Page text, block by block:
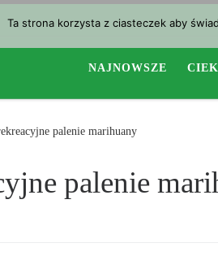
NAJNOWSZE
palenie marihuany
palenie
Ta strona korzysta z ciasteczek aby